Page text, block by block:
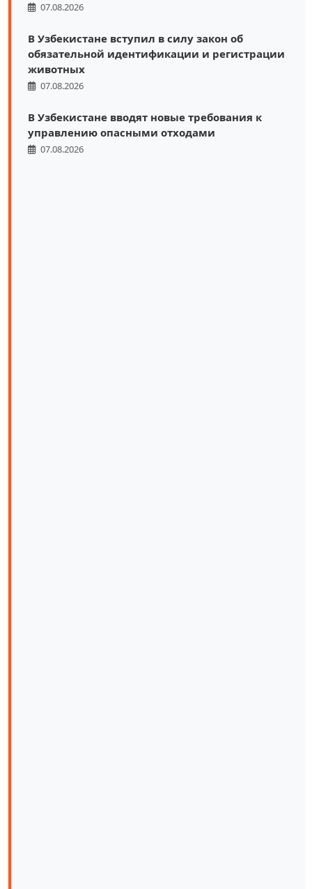
07.08.2026
В Узбекистане вступил в силу закон об
обязательной идентификации и регистрации
животных
07.08.2026
В Узбекистане вводят новые требования к
управлению опасными отходами
07.08.2026